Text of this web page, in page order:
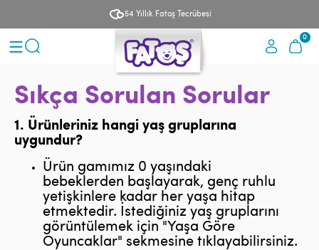
54 Yıllık Fatoş Tecrübesi
0
Sıkça Sorulan Sorular
1. Ürünleriniz hangi yaş gruplarına
uygundur?
Ürün gamımız 0 yaşındaki
bebeklerden başlayarak, genç ruhlu
yetişkinlere kadar her yaşa hitap
etmektedir. İstediğiniz yaş gruplarını
görüntülemek için "Yaşa Göre
Oyuncaklar" sekmesine tıklayabilirsiniz.